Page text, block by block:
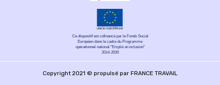
Ce dispositif est cofinancé par le Fonds Social
Européen dans le cadre du Programme
opérationnel national "Emploi et inclusion"
2014-2020
Copyright 2021 © propulsé par FRANCE TRAVAIL